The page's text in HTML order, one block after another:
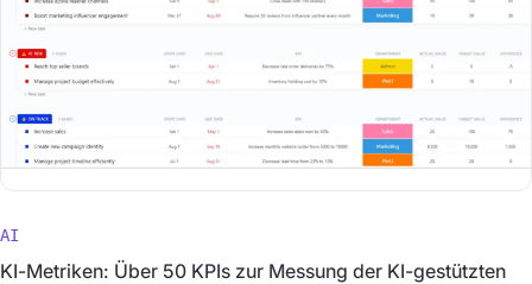
AI
KI-Metriken: Über 50 KPIs zur Messung der KI-gestützten